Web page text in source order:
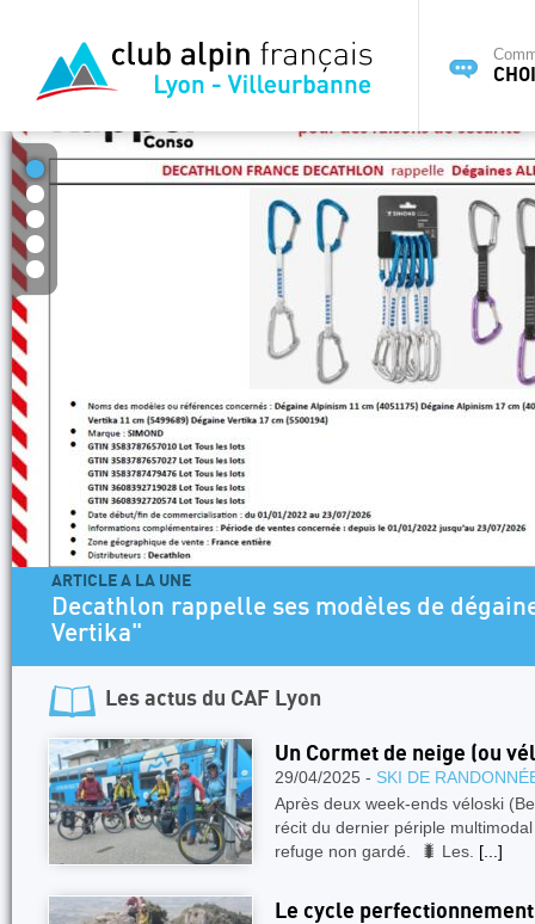
ARTICLE A LA UNE
Decathlon rappelle ses modèles de dégaines
Vertika"
Les actus du CAF Lyon
Un Cormet de neige (ou
29/04/2025 - SKI DE
Après deux week-ends véloski
récit du dernier périple
refuge non gardé. 🐛 Les. [...]
Le cycle